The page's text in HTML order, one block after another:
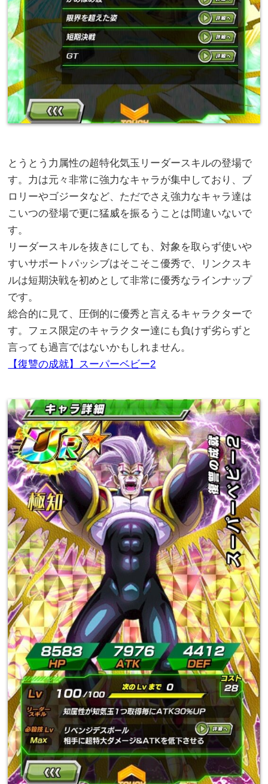
とうとう力属性の超特化気玉リーダースキルの登場で
す。力は元々非常に強力なキャラが集中しており、ブ
ロリーやゴジータなど、ただでさえ強力なキャラ達は
こいつの登場で更に猛威を振るうことは間違いないで
す。
リーダースキルを抜きにしても、対象を取らず使いや
すいサポートパッシブはそこそこ優秀で、リンクスキ
ルは短期決戦を初めとして非常に優秀なラインナップ
です。
総合的に見て、圧倒的に優秀と言えるキャラクターで
す。フェス限定のキャラクター達にも負けず劣らずと
言っても過言ではないかもしれません。
【復讐の成就】スーパーベビー2